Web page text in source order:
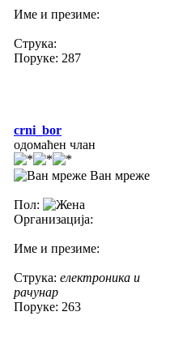
Име и презиме:
Струка:
Поруке: 287
crni_bor
одомаћен члан
Ван мреже
Пол:
Организација:
Име и презиме:
Струка: електроника и
рачунар
Поруке: 263